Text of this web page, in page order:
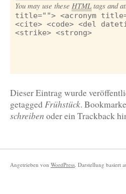
You may use these HTML tags and
title=""> <acronym
<cite> <code> <del
<strike> <strong>
Dieser Eintrag wurde
getagged Frühstück.
schreiben oder ein Trackback
Angetrieben von WordPress. Darstellung basiert